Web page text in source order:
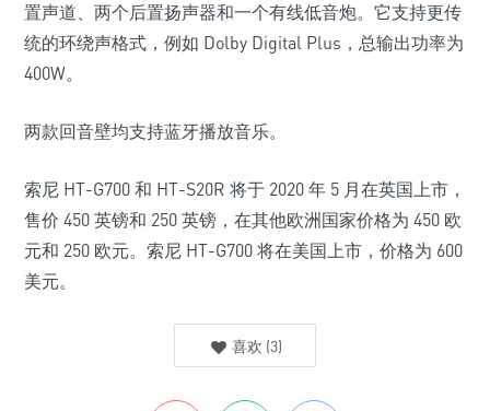
置声道、两个后置扬声器和一个有线低音炮。它支持更传
统的环绕声格式，例如 Dolby Digital Plus，总输出功率为
400W。
两款回音壁均支持蓝牙播放音乐。
索尼 HT-G700 和 HT-S20R 将于 2020 年 5 月在英国上市，
售价 450 英镑和 250 英镑，在其他欧洲国家价格为 450 欧
元和 250 欧元。索尼 HT-G700 将在美国上市，价格为 600
美元。
喜欢 (3)